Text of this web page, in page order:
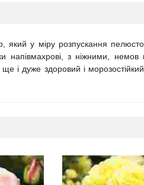
який у міру розпускання
напівмахрові, з ніжними,
і дуже здоровий і